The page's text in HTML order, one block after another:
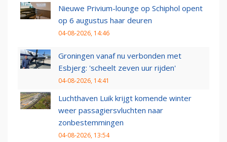
Nieuwe Privium-lounge op Schiphol opent
op 6 augustus haar deuren
04-08-2026, 14:46
Groningen vanaf nu verbonden met
Esbjerg: 'scheelt zeven uur rijden'
04-08-2026, 14:41
Luchthaven Luik krijgt komende winter
weer passagiersvluchten naar
zonbestemmingen
04-08-2026, 13:54